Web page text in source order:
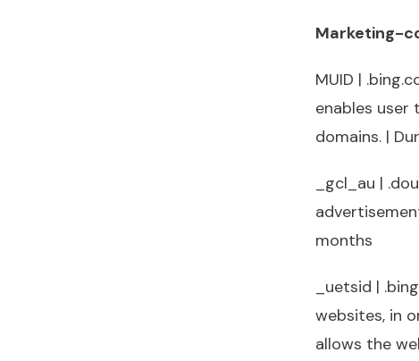
Marketing-
MUID |
enables user
domains. |
_gcl_au |
months
_uetsid |
websites, in
allows the